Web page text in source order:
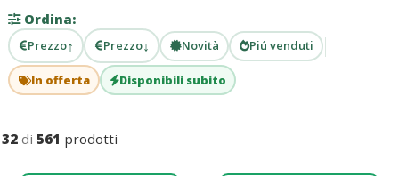
Ordina:
Prezzo↑ Prezzo↓ Novità Piú venduti
In offerta Disponibili subito
32 di 561 prodotti